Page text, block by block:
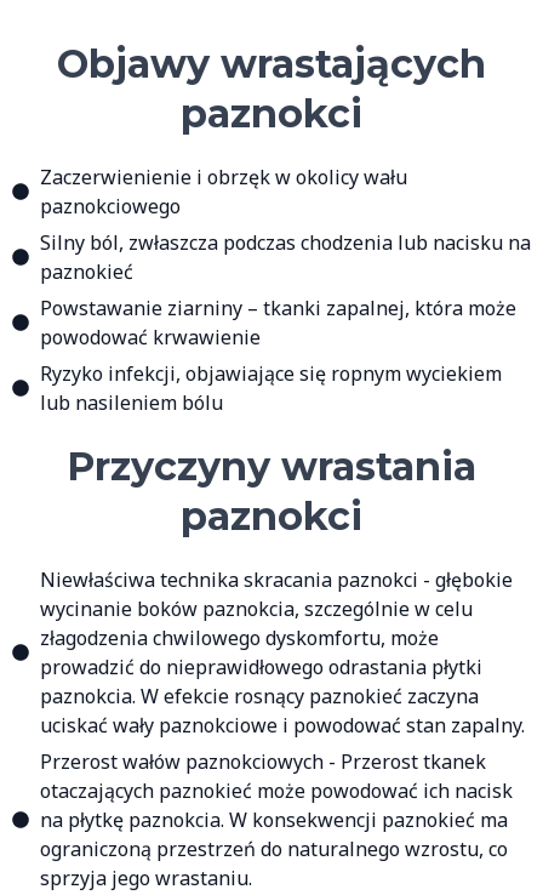
Objawy wrastających
paznokci
Zaczerwienienie i obrzęk w okolicy wału
paznokciowego
Silny ból, zwłaszcza podczas chodzenia lub nacisku na
paznokieć
Powstawanie ziarniny – tkanki zapalnej, która może
powodować krwawienie
Ryzyko infekcji, objawiające się ropnym wyciekiem
lub nasileniem bólu
Przyczyny wrastania
paznokci
Niewłaściwa technika skracania paznokci - głębokie
wycinanie boków paznokcia, szczególnie w celu
złagodzenia chwilowego dyskomfortu, może
prowadzić do nieprawidłowego odrastania płytki
paznokcia. W efekcie rosnący paznokieć zaczyna
uciskać wały paznokciowe i powodować stan zapalny.
Przerost wałów paznokciowych - Przerost tkanek
otaczających paznokieć może powodować ich nacisk
na płytkę paznokcia. W konsekwencji paznokieć ma
ograniczoną przestrzeń do naturalnego wzrostu, co
sprzyja jego wrastaniu.